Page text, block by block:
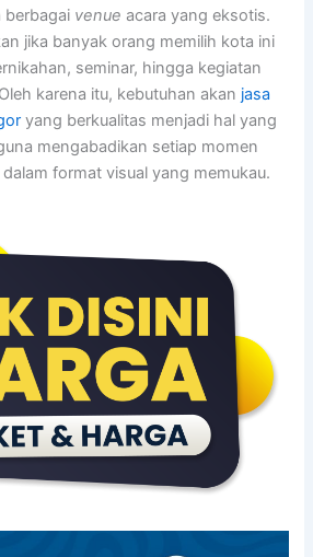
berbagai venue acara yang eksotis.
jika banyak orang memilih kota ini
seminar, hingga kegiatan
karena itu, kebutuhan akan jasa
yang berkualitas menjadi hal yang
mengabadikan setiap momen
format visual yang memukau.